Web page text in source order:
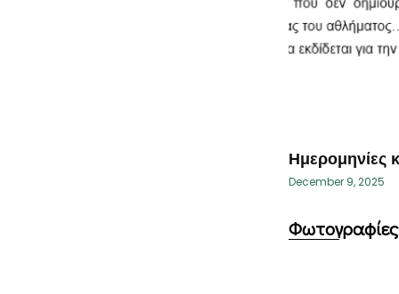
Ημερομηνίες
December 9, 2025
Φωτογραφίες